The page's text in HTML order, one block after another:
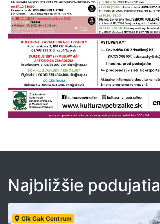
Najbližšie podujatia
Cik Cak Centrum